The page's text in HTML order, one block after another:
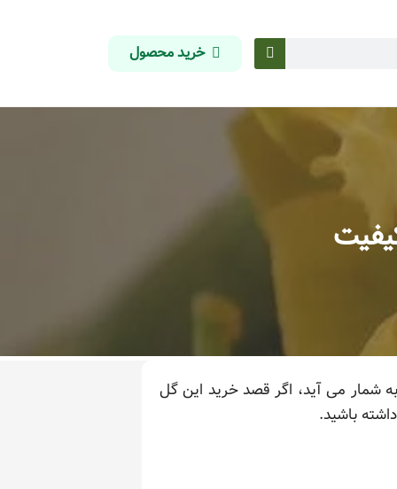
خرید محصول
شمار می آید، اگر قصد خرید این گل
باشید.